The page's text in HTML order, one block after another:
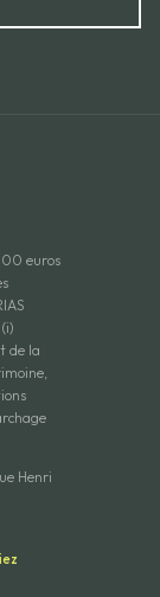
euros
de la
Henri